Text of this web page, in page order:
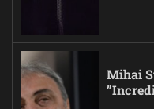
Mihai